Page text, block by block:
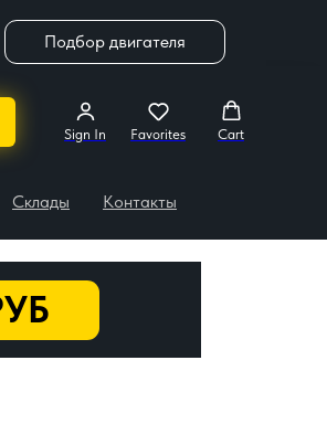
Подбор двигателя
Sign In Favorites Cart
Склады Контакты